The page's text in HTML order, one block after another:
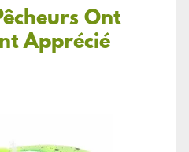
Ont
Apprécié